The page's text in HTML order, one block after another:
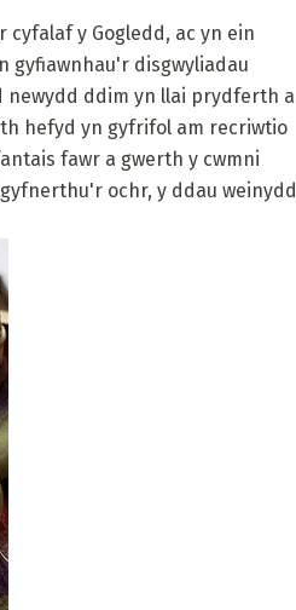
y Gogledd, ac yn ein
gyfiawnhau'r disgwyliadau
newydd ddim yn llai prydferth a
hefyd yn gyfrifol am recriwtio
fawr a gwerth y cwmni
ochr, y ddau weinydd